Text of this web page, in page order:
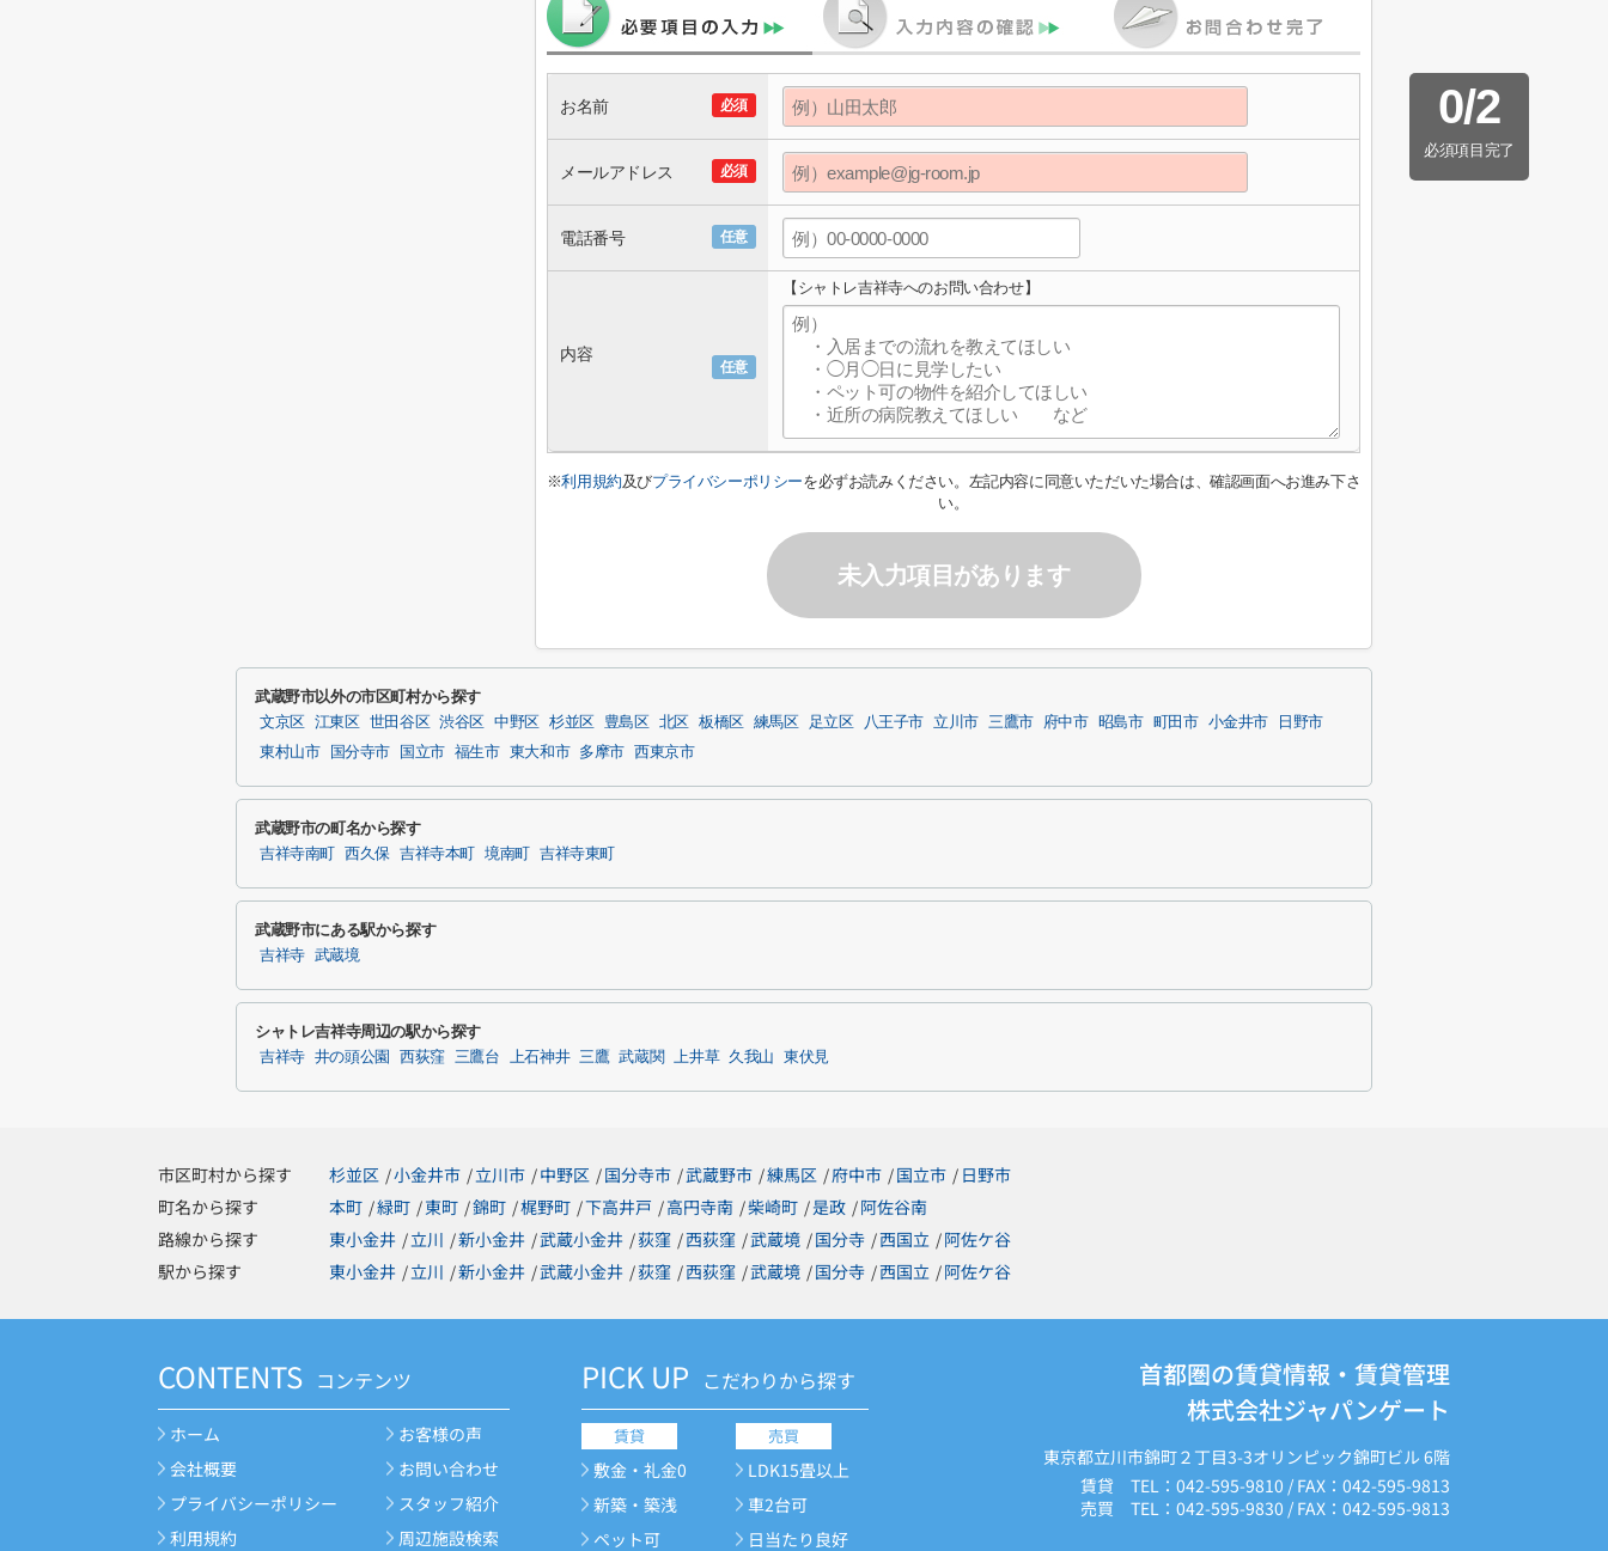
0/2
必須項目完了
必須
お名前
必須
メールアドレス
任意
電話番号
任意
内容
【シャトレ吉祥寺へのお問い合わせ】
※利用規約及びプライバシーポリシーを必ずお読みください。左記内容に同意いただいた場合は、確認画面へお進み下さ
い。
未入力項目があります
武蔵野市以外の市区町村から探す
文京区 江東区 世田谷区 渋谷区 中野区 杉並区 豊島区 北区 板橋区 練馬区 足立区 八王子市 立川市 三鷹市 府中市 昭島市 町田市 小金井市
日野市
東村山市
国分寺市 国立市 福生市 東大和市 多摩市 西東京市
武蔵野市の町名から探す
吉祥寺南町 西久保 吉祥寺本町 境南町 吉祥寺東町
武蔵野市にある駅から探す
吉祥寺 武蔵境
シャトレ吉祥寺周辺の駅から探す
吉祥寺 井の頭公園 西荻窪 三鷹台 上石神井 三鷹 武蔵関 上井草 久我山 東伏見
市区町村から探す 杉並区 /小金井市 /立川市 /中野区 /国分寺市 /武蔵野市 /練馬区 /府中市 /国立市 / 日野市
町名から探す
本町 /緑町 /東町 /錦町 /梶野町 /下高井戸 /高円寺南 /柴崎町 /是政 /阿佐谷南
路線から探す
東小金井 /立川 /新小金井 /武蔵小金井 /荻窪 /西荻窪 /武蔵境 /国分寺 /西国立 /阿佐ケ谷
駅から探す
東小金井 /立川 /新小金井 /武蔵小金井 /荻窪 /西荻窪 /武蔵境 /国分寺 /西国立 /阿佐ケ谷
CONTENTS コンテンツ
ホーム
会社概要
プライバシーポリシー
利用規約
お客様の声
お問い合わせ
スタッフ紹介
周辺施設検索
PICK UP こだわりから探す
賃貸
敷金・礼金0
新築・築浅
ペット可
売買
LDK15畳以上
車2台可
日当たり良好
首都圏の賃貸情報・賃貸管理
株式会社ジャパンゲート
東京都立川市錦町２丁目3-3オリンピック錦町ビル 6階
賃貸 TEL：042-595-9810 / FAX：042-595-9813
売買 TEL：042-595-9830 / FAX：042-595-9813